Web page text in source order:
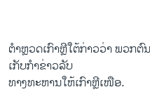
ຕໍາຫຼວດ​ເກົາຫຼີ​ໃຕ້​ກ່າວ​ວ່າ ພວກ​
ເກັບ​ກຳ​ຂ່າວ​ລັບ
​ທາງ​ທະຫານ​ໃຫ້​ເກົາຫຼີ​ເໜືອ.